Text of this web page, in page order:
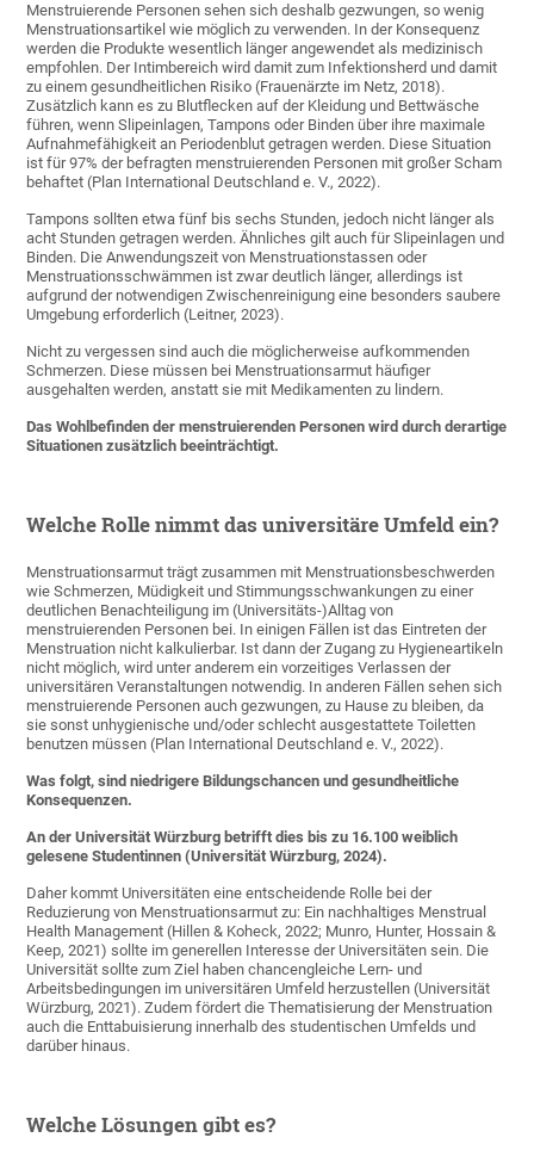
Menstruierende Personen sehen sich deshalb gezwungen, so wenig
Menstruationsartikel wie möglich zu verwenden. In der Konsequenz
werden die Produkte wesentlich länger angewendet als medizinisch
empfohlen. Der Intimbereich wird damit zum Infektionsherd und damit
zu einem gesundheitlichen Risiko (Frauenärzte im Netz, 2018).
Zusätzlich kann es zu Blutflecken auf der Kleidung und Bettwäsche
führen, wenn Slipeinlagen, Tampons oder Binden über ihre maximale
Aufnahmefähigkeit an Periodenblut getragen werden. Diese Situation
ist für 97% der befragten menstruierenden Personen mit großer Scham
behaftet (Plan International Deutschland e. V., 2022).
Tampons sollten etwa fünf bis sechs Stunden, jedoch nicht länger als
acht Stunden getragen werden. Ähnliches gilt auch für Slipeinlagen und
Binden. Die Anwendungszeit von Menstruationstassen oder
Menstruationsschwämmen ist zwar deutlich länger, allerdings ist
aufgrund der notwendigen Zwischenreinigung eine besonders saubere
Umgebung erforderlich (Leitner, 2023).
Nicht zu vergessen sind auch die möglicherweise aufkommenden
Schmerzen. Diese müssen bei Menstruationsarmut häufiger
ausgehalten werden, anstatt sie mit Medikamenten zu lindern.
Das Wohlbefinden der menstruierenden Personen wird durch derartige
Situationen zusätzlich beeinträchtigt.
Welche Rolle nimmt das universitäre Umfeld ein?
Menstruationsarmut trägt zusammen mit Menstruationsbeschwerden
wie Schmerzen, Müdigkeit und Stimmungsschwankungen zu einer
deutlichen Benachteiligung im (Universitäts-)Alltag von
menstruierenden Personen bei. In einigen Fällen ist das Eintreten der
Menstruation nicht kalkulierbar. Ist dann der Zugang zu Hygieneartikeln
nicht möglich, wird unter anderem ein vorzeitiges Verlassen der
universitären Veranstaltungen notwendig. In anderen Fällen sehen sich
menstruierende Personen auch gezwungen, zu Hause zu bleiben, da
sie sonst unhygienische und/oder schlecht ausgestattete Toiletten
benutzen müssen (Plan International Deutschland e. V., 2022).
Was folgt, sind niedrigere Bildungschancen und gesundheitliche
Konsequenzen.
An der Universität Würzburg betrifft dies bis zu 16.100 weiblich
gelesene Studentinnen (Universität Würzburg, 2024).
Daher kommt Universitäten eine entscheidende Rolle bei der
Reduzierung von Menstruationsarmut zu: Ein nachhaltiges Menstrual
Health Management (Hillen & Koheck, 2022; Munro, Hunter, Hossain &
Keep, 2021) sollte im generellen Interesse der Universitäten sein. Die
Universität sollte zum Ziel haben chancengleiche Lern- und
Arbeitsbedingungen im universitären Umfeld herzustellen (Universität
Würzburg, 2021). Zudem fördert die Thematisierung der Menstruation
auch die Enttabuisierung innerhalb des studentischen Umfelds und
darüber hinaus.
Welche Lösungen gibt es?